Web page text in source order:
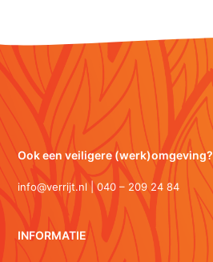
Ook een veiligere (werk)omgeving?
info@verrijt.nl | 040 – 209 24 84
INFORMATIE